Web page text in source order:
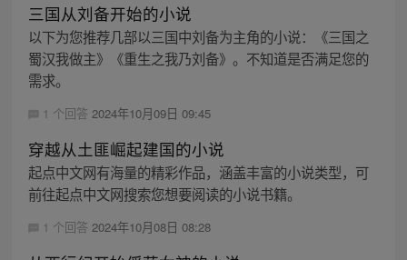
三国从刘备开始的小说
以下为您推荐几部以三国中刘备为主角的小说：《三国之
蜀汉我做主》《重生之我乃刘备》。不知道是否满足您的
需求。
1 个回答 2024年10月09日 09:45
穿越从土匪崛起建国的小说
起点中文网有海量的精彩作品，涵盖丰富的小说类型，可
前往起点中文网搜索您想要阅读的小说书籍。
1 个回答 2024年10月08日 08:28